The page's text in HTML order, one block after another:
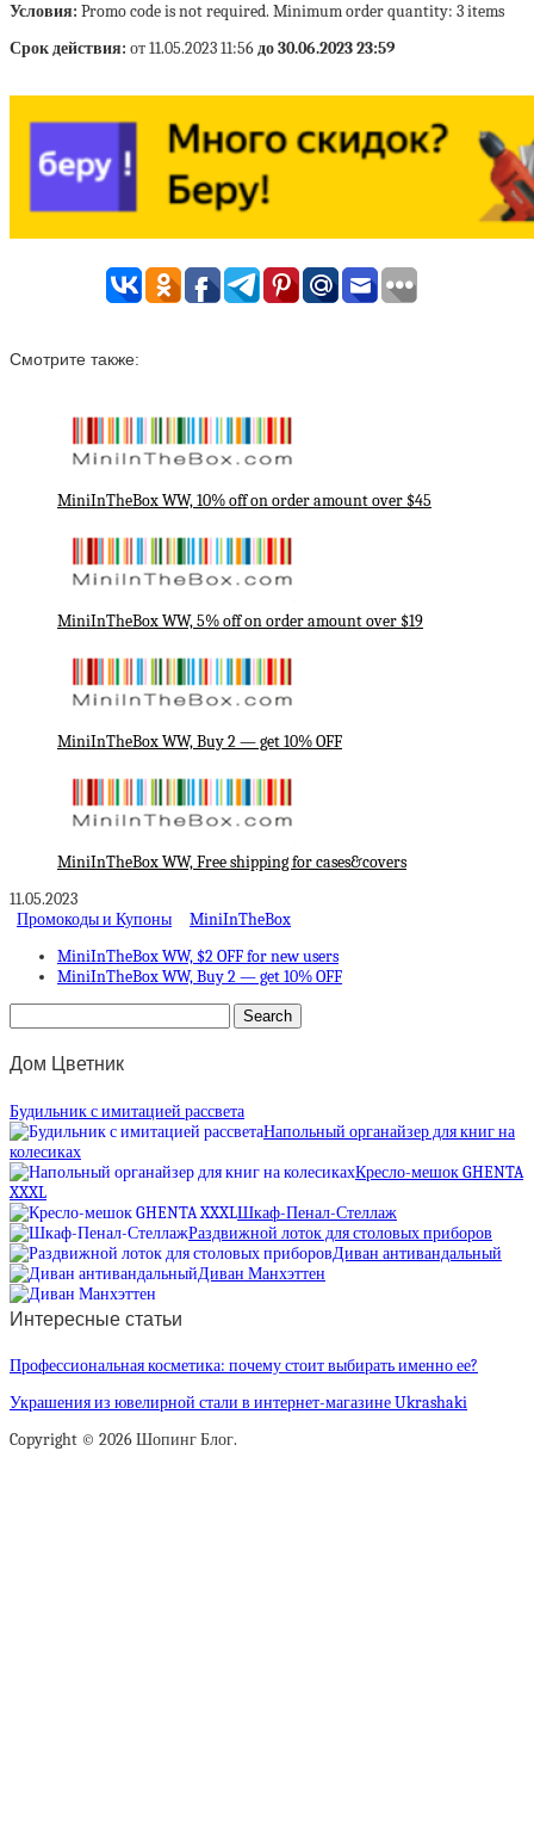
Условия: Promo code is not required. Minimum order quantity: 3 items
Срок действия: от 11.05.2023 11:56до 30.06.2023 23:59
Смотрите также:
MiniInTheBox WW, 10% off on order amount over $45
MiniInTheBox WW, 5% off on order amount over $19
MiniInTheBox WW, Buy 2 — get 10% OFF
MiniInTheBox WW, Free shipping for cases&covers
11.05.2023
Промокоды и Купоны
MiniInTheBox
MiniInTheBox WW, $2 OFF for new users
MiniInTheBox WW, Buy 2 — get 10% OFF
Дом Цветник
Будильник с имитацией рассвета
Напольный органайзер для книг на
колесиках
Кресло-мешок GHENTA
XXXL
Шкаф-Пенал-Стеллаж
Раздвижной лоток для столовых приборов
Диван антивандальный
Диван Манхэттен
Интересные статьи
Профессиональная косметика: почему стоит выбирать именно ее?
Украшения из ювелирной стали в интернет-магазине Ukrashaki
Copyright © 2026 Шопинг Блог.